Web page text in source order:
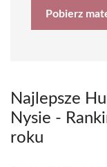
Pobierz
Najlepsze
Nysie -
roku